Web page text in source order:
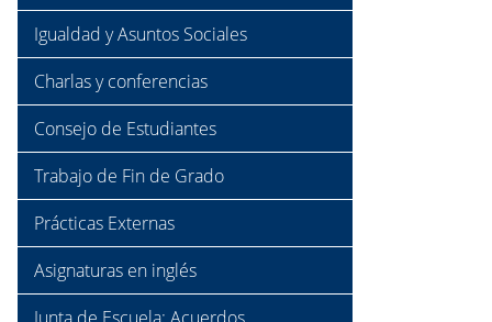
Igualdad y Asuntos Sociales
Charlas y conferencias
Consejo de Estudiantes
Trabajo de Fin de Grado
Prácticas Externas
Asignaturas en inglés